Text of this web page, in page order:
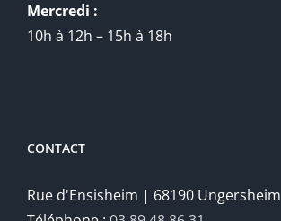
Mercredi :
10h à 12h – 15h à 18h
CONTACT
Rue d'Ensisheim | 68190 Ungersheim